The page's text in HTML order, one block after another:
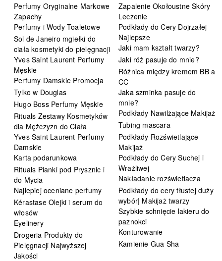
Perfumy Oryginalne Markowe
Zapachy
Perfumy i Wody Toaletowe
Sol de Janeiro mgiełki do
ciała kosmetyki do pielęgnacji
Yves Saint Laurent Perfumy
Męskie
Perfumy Damskie Promocja
Tylko w Douglas
Hugo Boss Perfumy Męskie
Rituals Zestawy Kosmetyków
dla Mężczyzn do Ciała
Yves Saint Laurent Perfumy
Damskie
Karta podarunkowa
Rituals Pianki pod Prysznic i
do Mycia
Najlepiej oceniane perfumy
Kérastase Olejki i serum do
włosów
Eyelinery
Drogeria Produkty do
Pielęgnacji Najwyższej
Jakości
Zapalenie Okołoustne Skóry
Leczenie
Podkłady do Cery Dojrzałej
Najlepsze
Jaki mam kształt twarzy?
Jaki róż pasuje do mnie?
Różnica między kremem BB a
CC
Jaka szminka pasuje do
mnie?
Podkłady Nawilżające Makijaż
Tubing mascara
Podkłady Rozświetlające
Makijaż
Podkłady do Cery Suchej i
Wrażliwej
Nakładanie rozświetlacza
Podkłady do cery tłustej duży
wybór| Makijaż twarzy
Szybkie schnięcie lakieru do
paznokci
Konturowanie
Kamienie Gua Sha